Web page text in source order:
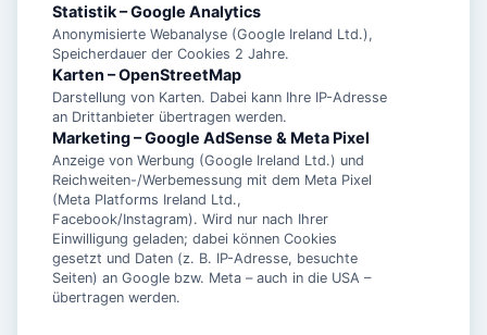
Statistik – Google Analytics
Anonymisierte Webanalyse (Google Ireland Ltd.),
Speicherdauer der Cookies 2 Jahre.
Karten – OpenStreetMap
Darstellung von Karten. Dabei kann Ihre IP-Adresse
an Drittanbieter übertragen werden.
Marketing – Google AdSense & Meta Pixel
Anzeige von Werbung (Google Ireland Ltd.) und
Reichweiten-/Werbemessung mit dem Meta Pixel
(Meta Platforms Ireland Ltd.,
Facebook/Instagram). Wird nur nach Ihrer
Einwilligung geladen; dabei können Cookies
gesetzt und Daten (z. B. IP-Adresse, besuchte
Seiten) an Google bzw. Meta – auch in die USA –
übertragen werden.